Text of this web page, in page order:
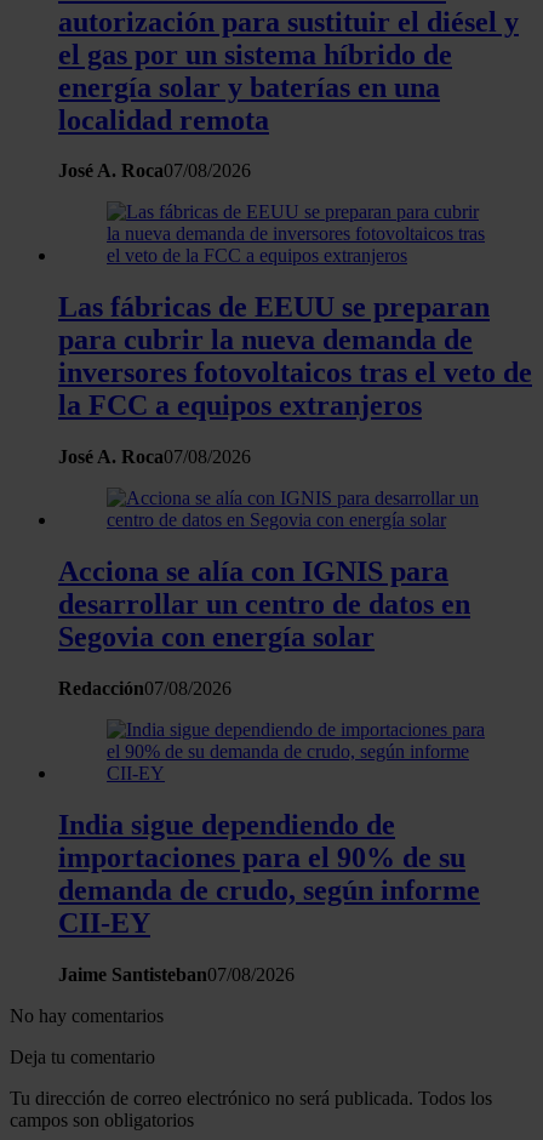
nuestros partners de redes sociales, publicidad y análisis
web, quienes pueden combinarla con otra información
que les haya proporcionado o que hayan recopilado a
partir del uso que haya hecho de sus servicios.
autorización para sustituir el diésel y
el gas por un sistema híbrido de
energía solar y baterías en una
localidad remota
José A. Roca07/08/2026
Las fábricas de EEUU se preparan
para cubrir la nueva demanda de
inversores fotovoltaicos tras el veto de
la FCC a equipos extranjeros
José A. Roca07/08/2026
Acciona se alía con IGNIS para
desarrollar un centro de datos en
Segovia con energía solar
Redacción07/08/2026
India sigue dependiendo de
importaciones para el 90% de su
demanda de crudo, según informe
CII-EY
Jaime Santisteban07/08/2026
No hay comentarios
Deja tu comentario
Tu dirección de correo electrónico no será publicada. Todos los
campos son obligatorios